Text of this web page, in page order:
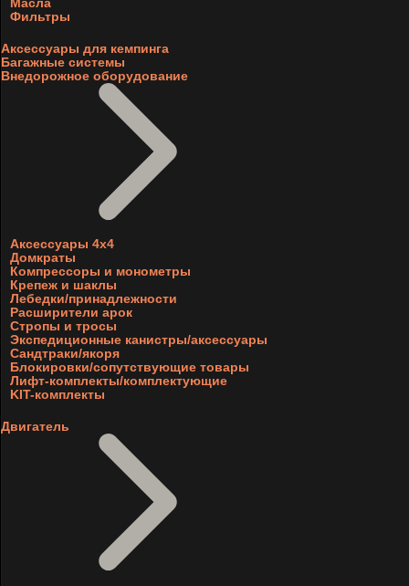
Фильтры
Аксессуары для кемпинга
Багажные системы
Внедорожное оборудование
Аксессуары 4х4
Домкраты
Компрессоры и монометры
Крепеж и шаклы
Лебедки/принадлежности
Расширители арок
Стропы и тросы
Экспедиционные канистры/аксессуары
Сандтраки/якоря
Блокировки/сопутствующие товары
Лифт-комплекты/комплектующие
KIT-комплекты
Двигатель